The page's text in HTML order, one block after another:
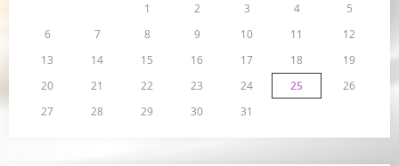
1
2 3 4
5
6
7 8 9 10 11
12
13
14 15 16 17 18
19
20
21 22 23 24 25
26
27
28 29 30 31